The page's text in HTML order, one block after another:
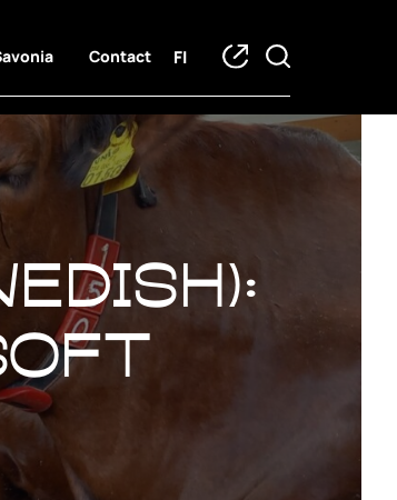
Contact FI